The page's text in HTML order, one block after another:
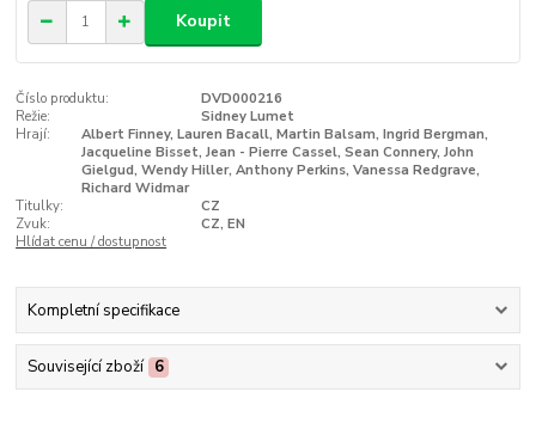
Koupit
Číslo produktu:
DVD000216
Režie:
Sidney Lumet
Hrají:
Albert Finney, Lauren Bacall, Martin Balsam, Ingrid Bergman,
Jacqueline Bisset, Jean - Pierre Cassel, Sean Connery, John
Gielgud, Wendy Hiller, Anthony Perkins, Vanessa Redgrave,
Richard Widmar
Titulky:
CZ
Zvuk:
CZ, EN
Hlídat cenu / dostupnost
Kompletní specifikace
Související zboží 6